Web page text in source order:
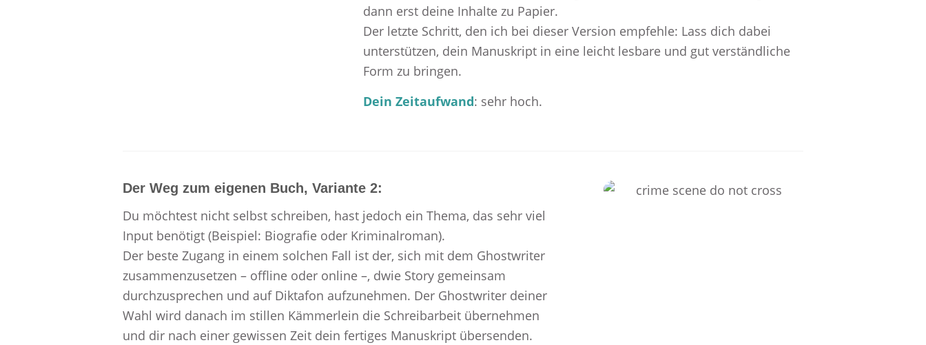
dann erst deine Inhalte zu Papier.
Der letzte Schritt, den ich bei dieser Version empfehle: Lass dich dabei
unterstützen, dein Manuskript in eine leicht lesbare und gut verständliche
Form zu bringen.
Dein Zeitaufwand: sehr hoch.
Der Weg zum eigenen Buch, Variante 2:
Du möchtest nicht selbst schreiben, hast jedoch ein Thema, das sehr viel
Input benötigt (Beispiel: Biografie oder Kriminalroman).
Der beste Zugang in einem solchen Fall ist der, sich mit dem Ghostwriter
zusammenzusetzen – offline oder online –, dwie Story gemeinsam
durchzusprechen und auf Diktafon aufzunehmen. Der Ghostwriter deiner
Wahl wird danach im stillen Kämmerlein die Schreibarbeit übernehmen
und dir nach einer gewissen Zeit dein fertiges Manuskript übersenden.